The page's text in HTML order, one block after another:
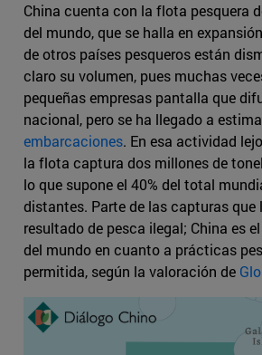
China cuenta con la flota pesquera
del mundo, que se halla en
de otros países pesqueros están
claro su volumen, pues muchas
pequeñas empresas pantalla que
nacional, pero se ha llegado a
embarcaciones. En esa actividad
la flota captura dos millones de
lo que supone el 40% del total
distantes. Parte de las capturas que
resultado de pesca ilegal; China es
del mundo en cuanto a prácticas
permitida, según la valoración de